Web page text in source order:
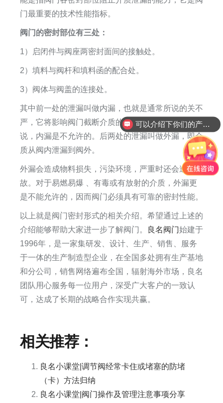
门最重要的技术性能指标。
阀门的密封部位有三处：
1）启闭件与阀座两密封面间的接触处。
2）填料与阀杆和填料函的配合处。
3）阀体与阀盖的连接处。
其中前一处的泄漏叫做内漏，也就是通常所说的关不
严，它将影响阀门截断介质的能力。对于截断阀类来
说，内漏是不允许的。后两处的泄漏叫做外漏，即介
质从阀内泄漏到阀外。
外漏会造成物料损失，污染环境，严重时还会造成事
故。对于易燃易爆 、有毒或有放射的介质，外漏更
是不能允许的，因而阀门必须具有可靠的密封性能。
以上就是阀门密封形式的相关介绍。希望通过上述的
介绍能够帮助大家进一步了解阀门。
良名阀门始建于
1996年，是一家集研发、设计、生产、销售、服务
于一体的生产制造型企业，在全国多处拥有生产基地
和分公司，销售网络遍布全国，辐射海外市场，良名
团队用心服务每一位用户，深受广大客户的一致认
可，达成了长期的战略合作实现共赢。​
相关推荐：
良名小课堂|调节阀经常卡住或堵塞的防堵
（卡）方法归纳
良名小课堂|阀门操作及管理注意事项分享
可以介绍下你们的产品么